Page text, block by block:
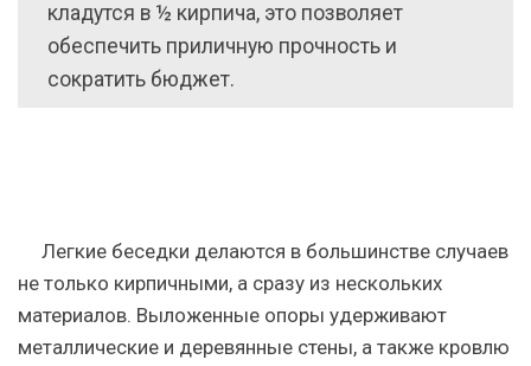
кладутся в ½ кирпича, это позволяет
обеспечить приличную прочность и
сократить бюджет.
Легкие беседки делаются в большинстве случаев
не только кирпичными, а сразу из нескольких
материалов. Выложенные опоры удерживают
металлические и деревянные стены, а также кровлю